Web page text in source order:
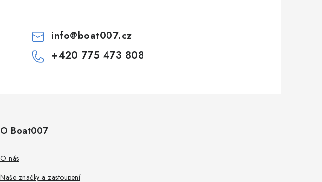
info@boat007.cz
+420 775 473 808
O Boat007
O nás
Naše značky a zastoupení